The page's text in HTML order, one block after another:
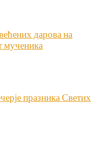
дарова на
мученика
празника Светих